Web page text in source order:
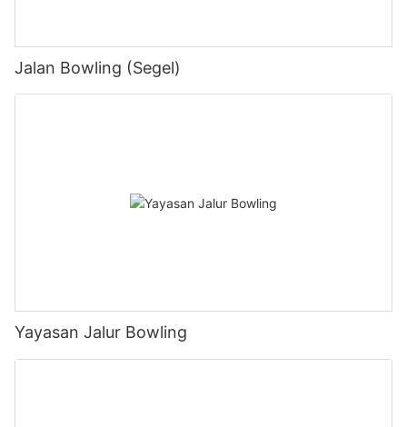
Jalan Bowling (Segel)
Yayasan Jalur Bowling